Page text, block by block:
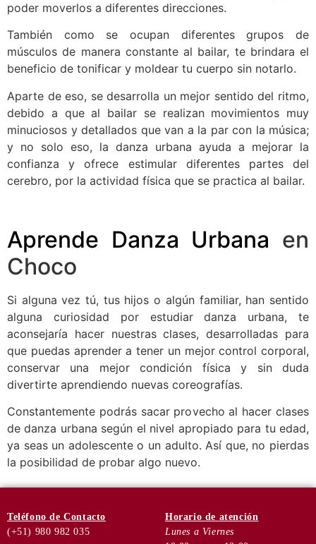
poder moverlos a diferentes direcciones.
También como se ocupan diferentes grupos de
músculos de manera constante al bailar, te brindara el
beneficio de tonificar y moldear tu cuerpo sin notarlo.
Aparte de eso, se desarrolla un mejor sentido del ritmo,
debido a que al bailar se realizan movimientos muy
minuciosos y detallados que van a la par con la música;
y no solo eso, la danza urbana ayuda a mejorar la
confianza y ofrece estimular diferentes partes del
cerebro, por la actividad física que se practica al bailar.
Aprende Danza Urbana en
Choco
Si alguna vez tú, tus hijos o algún familiar, han sentido
alguna curiosidad por estudiar danza urbana, te
aconsejaría hacer nuestras clases, desarrolladas para
que puedas aprender a tener un mejor control corporal,
conservar una mejor condición física y sin duda
divertirte aprendiendo nuevas coreografías.
Constantemente podrás sacar provecho al hacer clases
de danza urbana según el nivel apropiado para tu edad,
ya seas un adolescente o un adulto. Así que, no pierdas
la posibilidad de probar algo nuevo.
Teléfono de Contacto
(+51) 980 982 035
Horario de atención
Lunes a Viernes